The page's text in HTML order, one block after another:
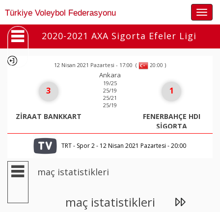
Türkiye Voleybol Federasyonu
2020-2021 AXA Sigorta Efeler Ligi
12 Nisan 2021 Pazartesi - 17:00 ( 20:00 )
Ankara
3
ZİRAAT BANKKART
19/25
25/19
25/21
25/19
1
FENERBAHÇE HDI
SİGORTA
TRT - Spor 2 - 12 Nisan 2021 Pazartesi - 20:00
maç istatistikleri
maç istatistikleri